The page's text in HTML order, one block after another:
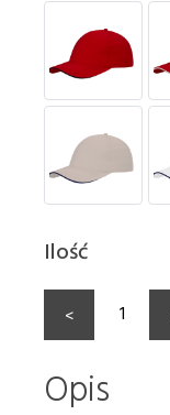
Ilość
<
Opis